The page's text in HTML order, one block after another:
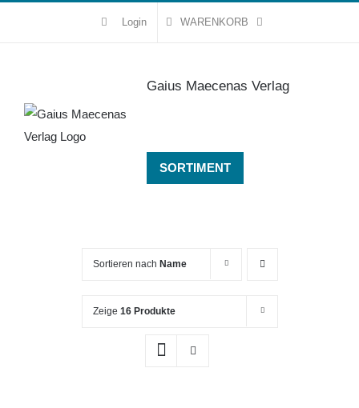
Login WARENKORB
Gaius Maecenas Verlag
SORTIMENT
Sortieren nach Name
Zeige 16 Produkte